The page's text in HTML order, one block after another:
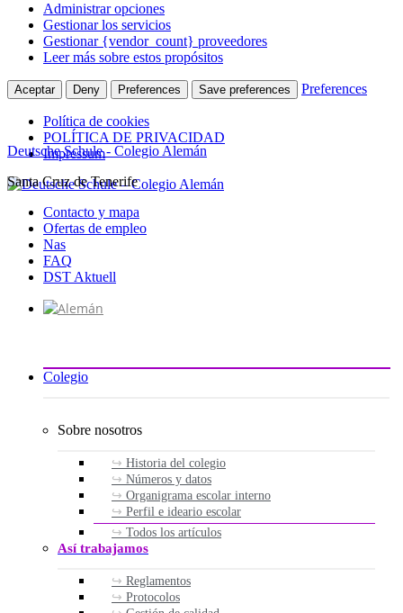
Administrar opciones
Gestionar los servicios
Gestionar {vendor_count} proveedores
Leer más sobre estos propósitos
Aceptar Deny Preferences Save preferences Preferences
Política de cookies
POLÍTICA DE PRIVACIDAD
Impressum
Ir
contenido
Deutsche Schule - Colegio Alemán
Santa Cruz de Tenerife
Contacto y mapa
Ofertas de empleo
Nas
FAQ
DST Aktuell
Colegio
Sobre nosotros
Historia del colegio
Números y datos
Organigrama escolar interno
Perfil e ideario escolar
Todos los artículos
Así trabajamos
Reglamentos
Protocolos